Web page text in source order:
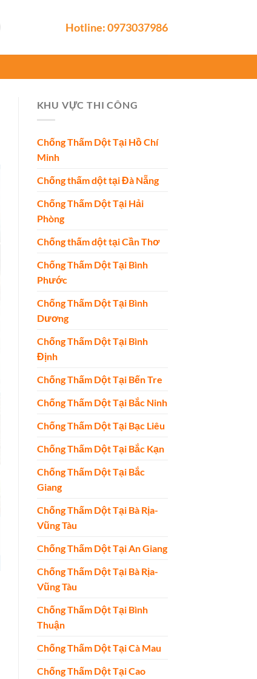
Hotline:0973037986
KHU VỰC THI CÔNG
Chống Thấm Dột Tại Hồ Chí
Minh
Chống thấm dột tại Đà Nẵng
Chống Thấm Dột Tại Hải
Phòng
Chống thấm dột tại Cần Thơ
Chống Thấm Dột Tại Bình
Phước
Chống Thấm Dột Tại Bình
Dương
Chống Thấm Dột Tại Bình
Định
Chống Thấm Dột Tại Bến Tre
Chống Thấm Dột Tại Bắc Ninh
Chống Thấm Dột Tại Bạc Liêu
Chống Thấm Dột Tại Bắc Kạn
Chống Thấm Dột Tại Bắc
Giang
Chống Thấm Dột Tại Bà Rịa-
Vũng Tàu
Chống Thấm Dột Tại An Giang
Chống Thấm Dột Tại Bà Rịa-
Vũng Tàu
Chống Thấm Dột Tại Bình
Thuận
Chống Thấm Dột Tại Cà Mau
Chống Thấm Dột Tại Cao